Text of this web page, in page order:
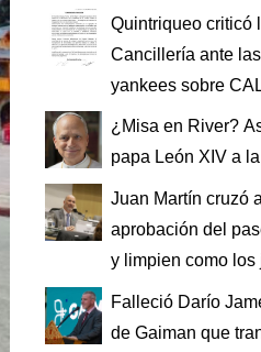
Quintriqueo criticó
Cancillería ante
yankees sobre
¿Misa en River?
papa León XIV a
Juan Martín cruzó
aprobación del
y limpien como los
Falleció Darío
de Gaiman que